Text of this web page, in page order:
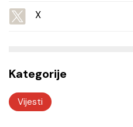
X
Kategorije
Vijesti